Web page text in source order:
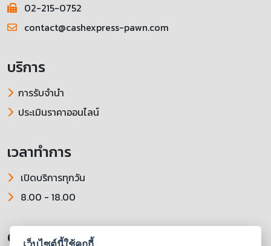
02-215-0752
contact@cashexpress-pawn.com
บริการ
การรับจำนำ
ประเมินราคาออนไลน์
เวลาทำการ
เปิดบริการทุกวัน
8.00 - 18.00
ติดตามเราได้ที่